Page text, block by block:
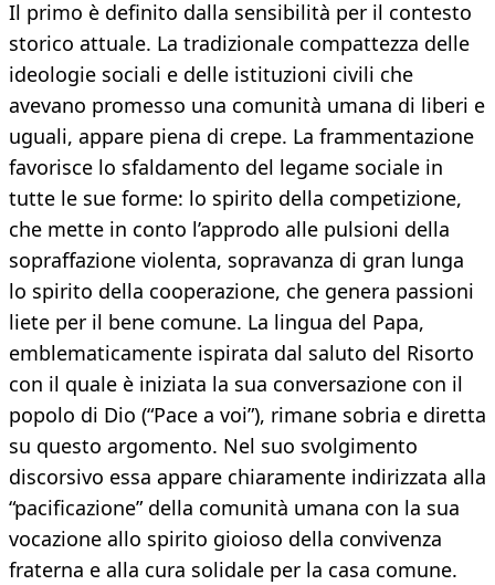
Il primo è definito dalla sensibilità per il contesto
storico attuale. La tradizionale compattezza delle
ideologie sociali e delle istituzioni civili che
avevano promesso una comunità umana di liberi e
uguali, appare piena di crepe. La frammentazione
favorisce lo sfaldamento del legame sociale in
tutte le sue forme: lo spirito della competizione,
che mette in conto l’approdo alle pulsioni della
sopraffazione violenta, sopravanza di gran lunga
lo spirito della cooperazione, che genera passioni
liete per il bene comune. La lingua del Papa,
emblematicamente ispirata dal saluto del Risorto
con il quale è iniziata la sua conversazione con il
popolo di Dio (“Pace a voi”), rimane sobria e diretta
su questo argomento. Nel suo svolgimento
discorsivo essa appare chiaramente indirizzata alla
“pacificazione” della comunità umana con la sua
vocazione allo spirito gioioso della convivenza
fraterna e alla cura solidale per la casa comune.